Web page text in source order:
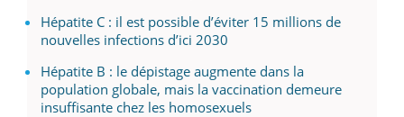
Hépatite C : il est possible d’éviter 15 millions de
nouvelles infections d’ici 2030
Hépatite B : le dépistage augmente dans la
population globale, mais la vaccination demeure
insuffisante chez les homosexuels